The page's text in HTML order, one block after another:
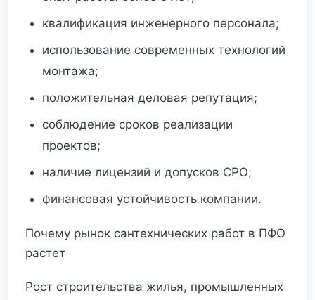
квалификация инженерного персонала;
использование современных технологий
монтажа;
положительная деловая репутация;
соблюдение сроков реализации
проектов;
наличие лицензий и допусков СРО;
финансовая устойчивость компании.
Почему рынок сантехнических работ в ПФО
растет
Рост строительства жилья, промышленных